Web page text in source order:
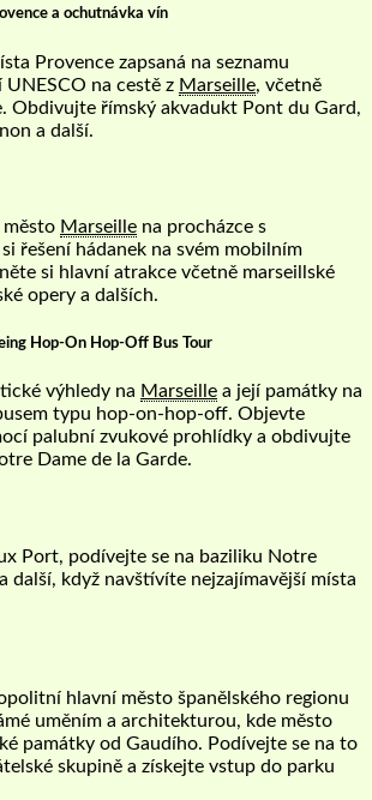
a ochutnávka vín
Provence zapsaná na seznamu
na cestě z Marseille, včetně
Obdivujte římský akvadukt Pont du Gard,
a další.
Marseille na procházce s
řešení hádanek na svém mobilním
si hlavní atrakce včetně marseillské
opery a dalších.
Hop-On Hop-Off Bus Tour
výhledy na Marseille a její památky na
typu hop-on-hop-off. Objevte
palubní zvukové prohlídky a obdivujte
Dame de la Garde.
Port, podívejte se na baziliku Notre
další, když navštívíte nejzajímavější místa
hlavní město španělského regionu
uměním a architekturou, kde město
památky od Gaudího. Podívejte se na to
skupině a získejte vstup do parku